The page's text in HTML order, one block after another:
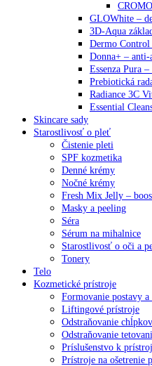
GLOWhite –
3D-Aqua
Dermo
Donna+ –
Essenza Pura
Prebiotická
Radiance 3C
Essential
Skincare sady
Starostlivosť o pleť
Čistenie pleti
SPF kozmetika
Denné krémy
Nočné krémy
Fresh Mix Jelly –
Masky a peeling
Séra
Sérum na mihalnice
Starostlivosť o oči a
Tonery
Telo
Kozmetické prístroje
Formovanie postavy a
Liftingové prístroje
Odstraňovanie chĺpkov
Odstraňovanie
Príslušenstvo k
Prístroje na ošetrenie